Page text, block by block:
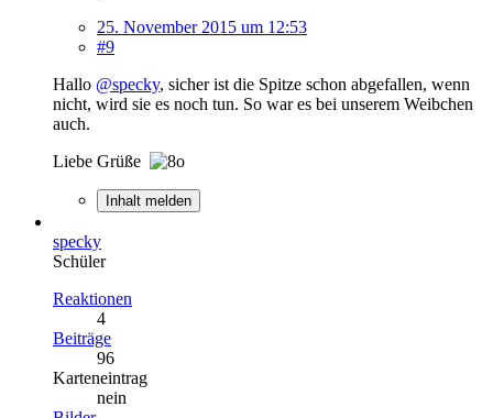
25. November 2015 um 12:53
#9
Hallo @specky, sicher ist die Spitze schon abgefallen, wenn
nicht, wird sie es noch tun. So war es bei unserem Weibchen
auch.
Liebe Grüße
Inhalt melden
specky
Schüler
Reaktionen
4
Beiträge
96
Karteneintrag
nein